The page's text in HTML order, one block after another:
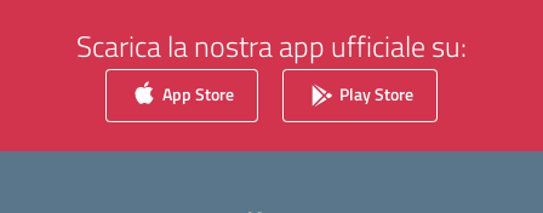
Scarica la nostra app ufficiale su:
App Store Play Store